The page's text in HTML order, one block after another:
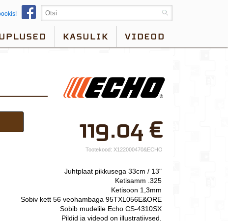
KASULIK VIDEOD
Teie nimi*
Ettevõtte nimi.
E-post*
Vali lähim keskus*
119.04 €
Tootekood: X122000470&ECHO
Juhtplaat pikkusega 33cm / 13"
Ketisamm .325
Ketisoon 1,3mm
Sobiv kett 56 veohambaga 95TXL056E&ORE
Sobib mudelile Echo CS-4310SX
Pildid ja videod on illustratiivsed.